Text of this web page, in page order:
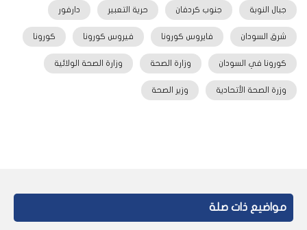
جبال النوبة جنوب كردفان حرية التعبير دارفور
شرق السودان فايروس كورونا فيروس كورونا كورونا
كورونا في السودان وزارة الصحة وزارة الصحة الولائية
وزرة الصحة الأتحادية وزير الصحة
مواضيع ذات صلة